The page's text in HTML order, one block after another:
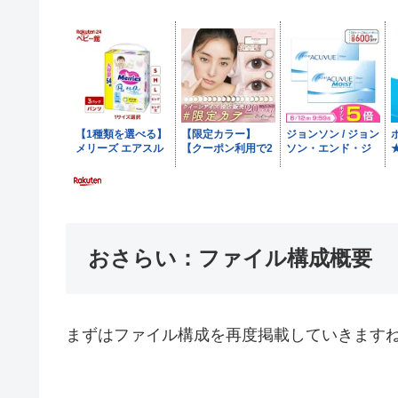
おさらい：ファイル構成概要
まずはファイル構成を再度掲載していきます